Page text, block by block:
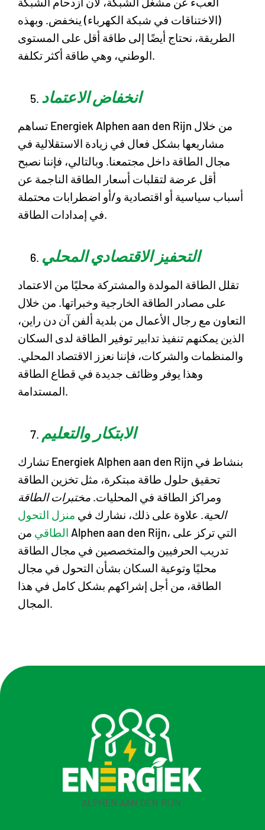
(الاختناقات في شبكة الكهرباء) ينخفض. وبهذه
الطريقة، نحتاج أيضًا إلى طاقة أقل على المستوى
الوطني، وهي طاقة أكثر تكلفة.
انخفاض الاعتماد
تساهم Energiek Alphen aan den Rijn من خلال
مشاريعها بشكل فعال في زيادة الاستقلالية في
مجال الطاقة داخل مجتمعنا. وبالتالي، فإننا نصبح
أقل عرضة لتقلبات أسعار الطاقة الناجمة عن
أسباب سياسية أو اقتصادية و/أو اضطرابات محتملة
في إمدادات الطاقة.
التحفيز الاقتصادي المحلي
تقلل الطاقة المولدة والمشتركة محليًا من الاعتماد
على مصادر الطاقة الخارجية وخبراتها. من خلال
التعاون مع رجال الأعمال من بلدية ألفن آن دن راين،
الذين يمكنهم تنفيذ تدابير توفير الطاقة لدى السكان
والمنظمات والشركات، فإننا نعزز الاقتصاد المحلي.
وهذا يوفر وظائف جديدة في قطاع الطاقة
المستدامة.
الابتكار والتعليم
تشارك Energiek Alphen aan den Rijn بنشاط في
تحقيق حلول طاقة مبتكرة، مثل تخزين الطاقة
ومراكز الطاقة في المحليات. مختبرات الطاقة
الحية. علاوة على ذلك، نشارك في منزل التحول
الطاقي من Alphen aan den Rijn، التي تركز على
تدريب الحرفيين والمتخصصين في مجال الطاقة
محليًا وتوعية السكان بشأن التحول في مجال
الطاقة، من أجل إشراكهم بشكل كامل في هذا
المجال.